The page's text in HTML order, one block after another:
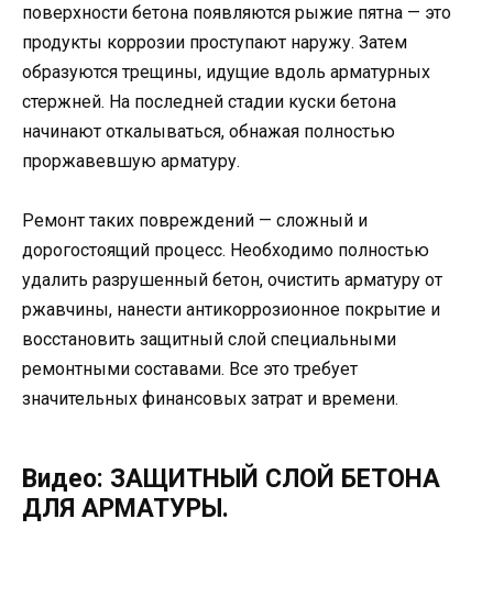
поверхности бетона появляются рыжие пятна — это
продукты коррозии проступают наружу. Затем
образуются трещины, идущие вдоль арматурных
стержней. На последней стадии куски бетона
начинают откалываться, обнажая полностью
проржавевшую арматуру.
Ремонт таких повреждений — сложный и
дорогостоящий процесс. Необходимо полностью
удалить разрушенный бетон, очистить арматуру от
ржавчины, нанести антикоррозионное покрытие и
восстановить защитный слой специальными
ремонтными составами. Все это требует
значительных финансовых затрат и времени.
Видео: ЗАЩИТНЫЙ СЛОЙ БЕТОНА
ДЛЯ АРМАТУРЫ.